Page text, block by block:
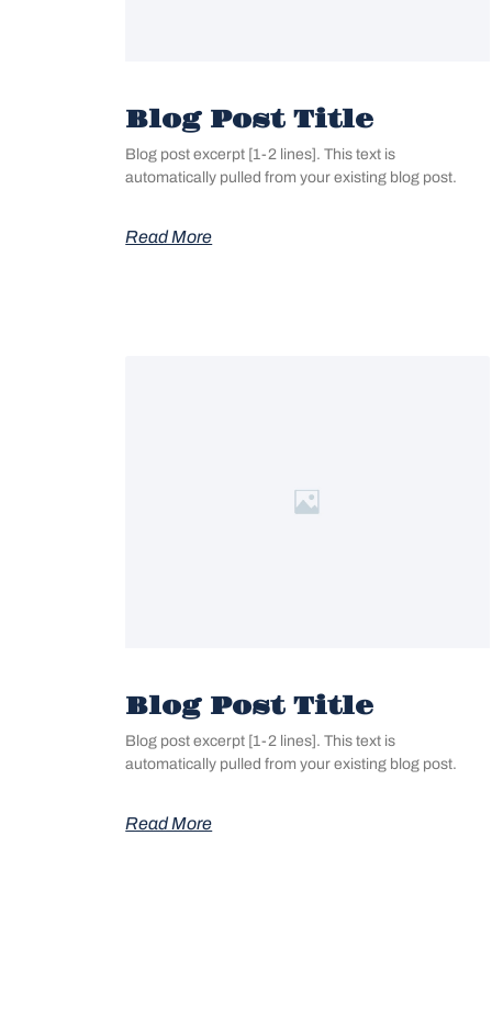
Blog Post Title
Blog post excerpt [1-2 lines]. This text is
automatically pulled from your existing blog post.
Read More
Blog Post Title
Blog post excerpt [1-2 lines]. This text is
automatically pulled from your existing blog post.
Read More